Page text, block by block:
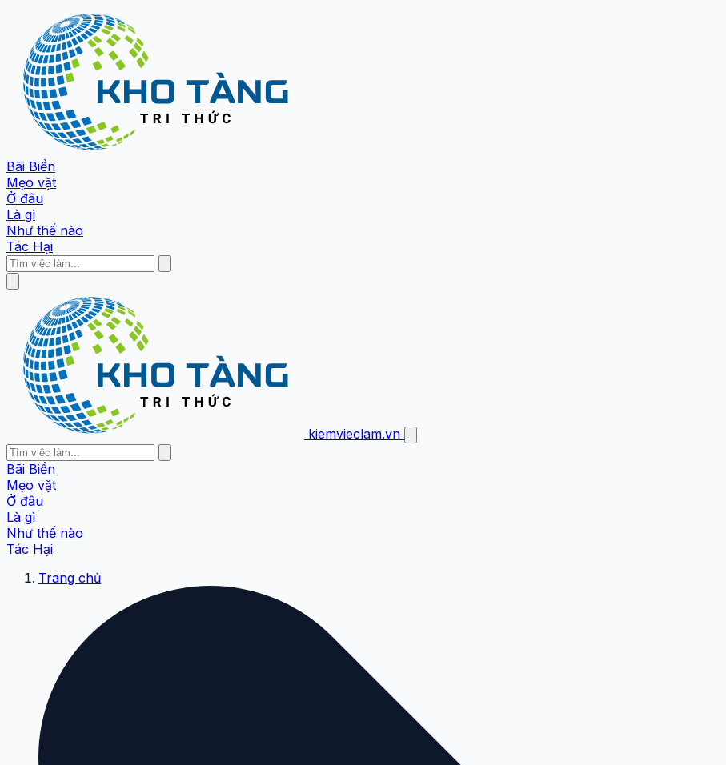
Bãi Biển
Mẹo vặt
Ở đâu
Là gì
Như thế nào
Tác Hại
kiemvieclam.vn
Bãi Biển
Mẹo vặt
Ở đâu
Là gì
Như thế nào
Tác Hại
Trang chủ